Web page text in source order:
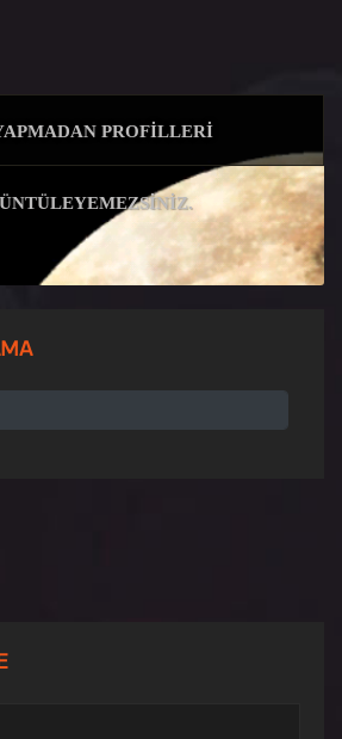
PROFILLERI